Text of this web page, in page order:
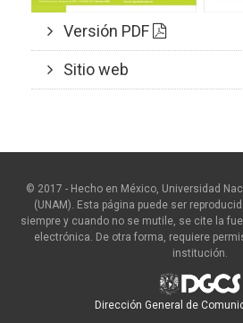
Versión PDF
Sitio web
© 2017 - Hecho en México, Universidad
(UNAM). Esta página puede ser
siempre y cuando no se mutile, se cite la
electrónica. De otra forma, requiere
institución.
Dirección General de